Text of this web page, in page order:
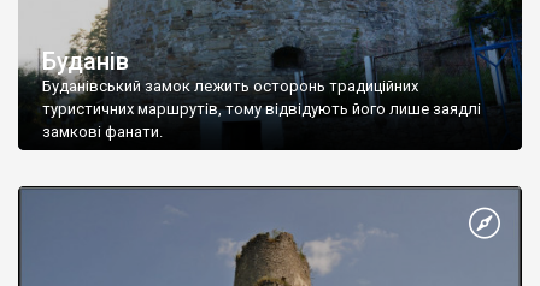
Буданів
Буданівський замок лежить осторонь традиційних
туристичних маршрутів, тому відвідують його лише заядлі
замкові фанати.